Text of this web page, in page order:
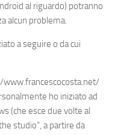
al riguardo) potranno
alcun problema.
a seguire o da cui
www.francescocosta.net/
ho iniziato ad
(che esce due volte al
studio”, a partire da